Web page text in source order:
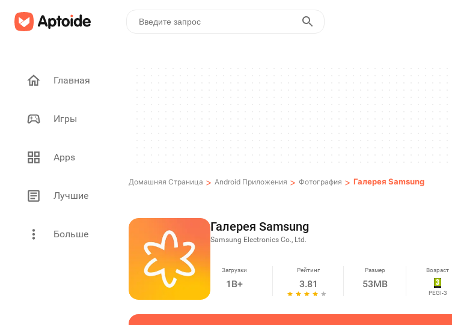
Главная
Игры
Apps
Лучшие
Больше
Домашняя Страница > Android Приложения > Фотография > Галерея Samsung
Галерея Samsung
Samsung Electronics Co., Ltd.
Загрузки
1B+
Рейтинг
3.81
Размер
53MB
Возраст
PEGI-3